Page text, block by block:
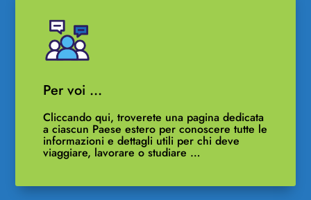
Per voi …
Cliccando qui, troverete una pagina dedicata
a ciascun Paese estero per conoscere tutte le
informazioni e dettagli utili per chi deve
viaggiare, lavorare o studiare …